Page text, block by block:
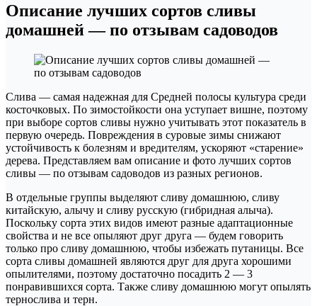
Описание лучших сортов сливы
домашней — по отзывам садоводов
Слива — самая надежная для Средней полосы культура среди
косточковых. По зимостойкости она уступает вишне, поэтому
при выборе сортов сливы нужно учитывать этот показатель в
первую очередь. Повреждения в суровые зимы снижают
устойчивость к болезням и вредителям, ускоряют «старение»
дерева. Представляем вам описание и фото лучших сортов
сливы — по отзывам садоводов из разных регионов.
В отдельные группы выделяют сливу домашнюю, сливу
китайскую, алычу и сливу русскую (гибридная алыча).
Поскольку сорта этих видов имеют разные адаптационные
свойства и не все опыляют друг друга — будем говорить
только про сливу домашнюю, чтобы избежать путаницы. Все
сорта сливы домашней являются друг для друга хорошими
опылителями, поэтому достаточно посадить 2 — 3
понравившихся сорта. Также сливу домашнюю могут опылять
тернослива и терн.